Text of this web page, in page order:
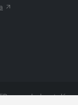
a.s.a dodavatelé